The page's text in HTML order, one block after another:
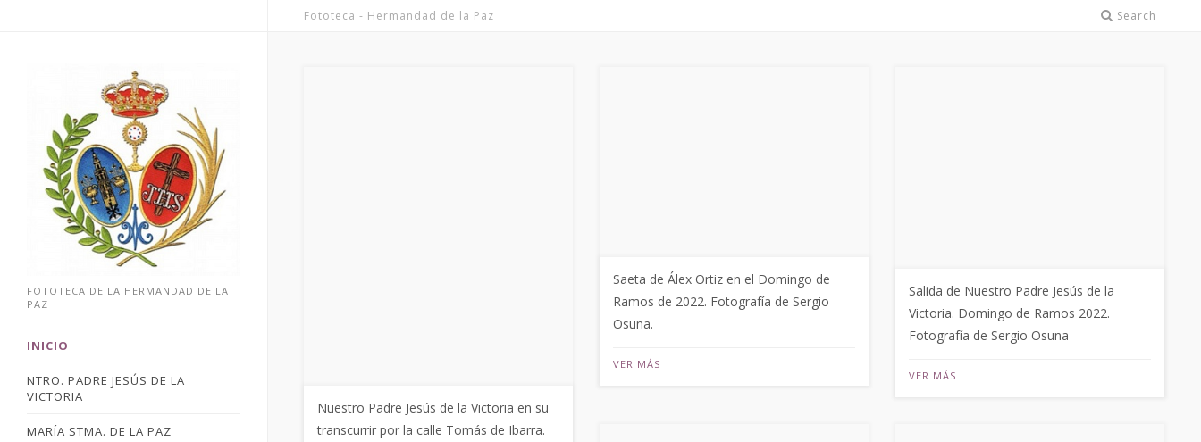
Search
Fototeca - Hermandad de la Paz
FOTOTECA DE LA HERMANDAD DE LA
PAZ
INICIO
NTRO. PADRE JESÚS DE LA
VICTORIA
MARÍA STMA. DE LA PAZ
Nuestro Padre Jesús de la Victoria en su
transcurrir por la calle Tomás de Ibarra.
Saeta de Álex Ortiz en el Domingo de
Ramos de 2022. Fotografía de Sergio
Osuna.
VER MÁS
Salida de Nuestro Padre Jesús de la
Victoria. Domingo de Ramos 2022.
Fotografía de Sergio Osuna
VER MÁS